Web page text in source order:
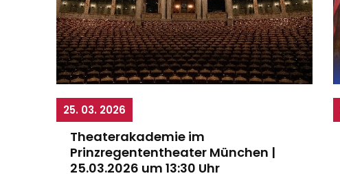
25. 03. 2026
Theaterakademie im
Prinzregententheater München |
25.03.2026 um 13:30 Uhr